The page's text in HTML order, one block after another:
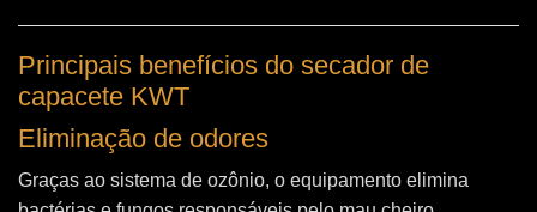
Principais benefícios do secador de
capacete KWT
Eliminação de odores
Graças ao sistema de ozônio, o equipamento elimina